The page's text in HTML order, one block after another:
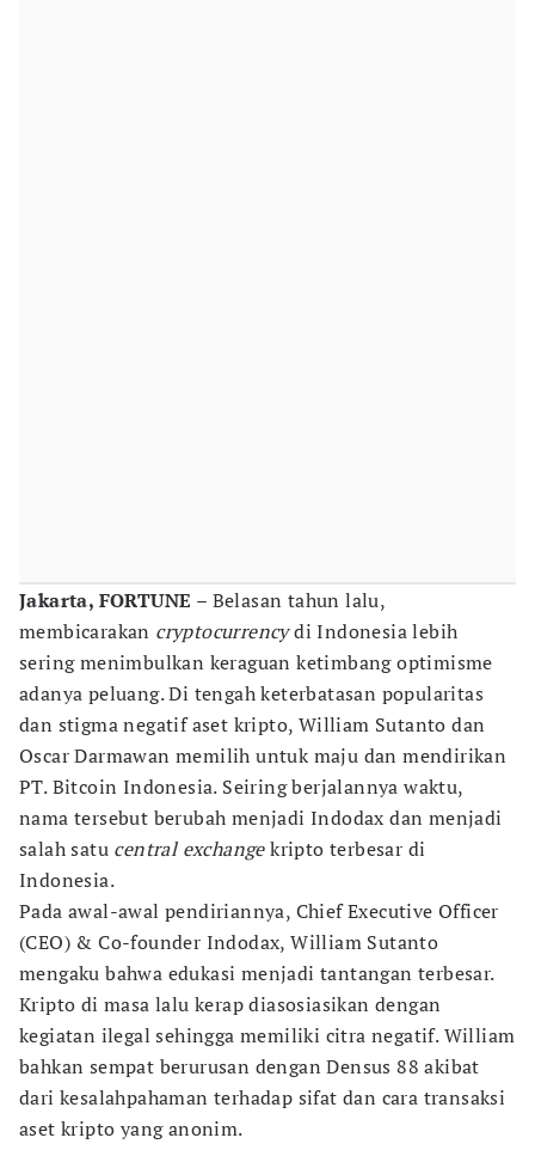
Jakarta, FORTUNE – Belasan tahun lalu,
membicarakan cryptocurrencydi Indonesia lebih
sering menimbulkan keraguan ketimbang optimisme
adanya peluang. Di tengah keterbatasan popularitas
dan stigma negatif aset kripto, William Sutanto dan
Oscar Darmawan memilih untuk maju dan mendirikan
PT. Bitcoin Indonesia. Seiring berjalannya waktu,
nama tersebut berubah menjadi Indodax dan menjadi
salah satu central exchangekripto terbesar di
Indonesia.
Pada awal-awal pendiriannya, Chief Executive Officer
(CEO) & Co-founder Indodax, William Sutanto
mengaku bahwa edukasi menjadi tantangan terbesar.
Kripto di masa lalu kerap diasosiasikan dengan
kegiatan ilegal sehingga memiliki citra negatif. William
bahkan sempat berurusan dengan Densus 88 akibat
dari kesalahpahaman terhadap sifat dan cara transaksi
aset kripto yang anonim.